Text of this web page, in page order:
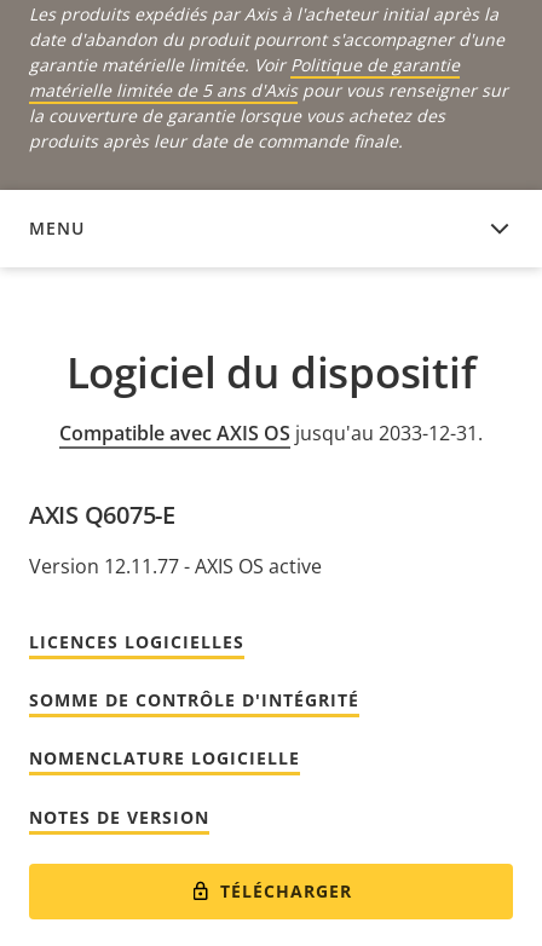
Les produits expédiés par Axis à l'acheteur initial après la
date d'abandon du produit pourront s'accompagner d'une
garantie matérielle limitée. Voir Politique de garantie
matérielle limitée de 5 ans d'Axispour vous renseigner sur
la couverture de garantie lorsque vous achetez des
produits après leur date de commande finale.
MENU
LOGICIEL DU DISPOSITIF
Logiciel du dispositif
Compatible avec AXIS OS jusqu'au 2033-12-31.
AXIS Q6075-E
Version 12.11.77 - AXIS OS active
LICENCES LOGICIELLES
SOMME DE CONTRÔLE D'INTÉGRITÉ
NOMENCLATURE LOGICIELLE
NOTES DE VERSION
TÉLÉCHARGER